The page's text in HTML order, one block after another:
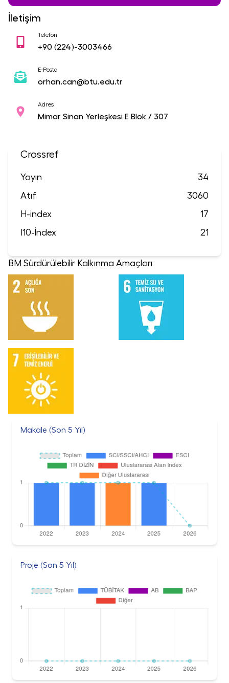
İletişim
Telefon
+90 (224)-3003466
E-Posta
orhan.can@btu.edu.tr
Adres
Mimar Sinan Yerleşkesi E Blok / 307
Crossref
Yayın
34
Atıf
3060
H-index
17
I10-İndex
21
BM Sürdürülebilir Kalkınma Amaçları
Makale (Son 5 Yıl)
Proje (Son 5 Yıl)